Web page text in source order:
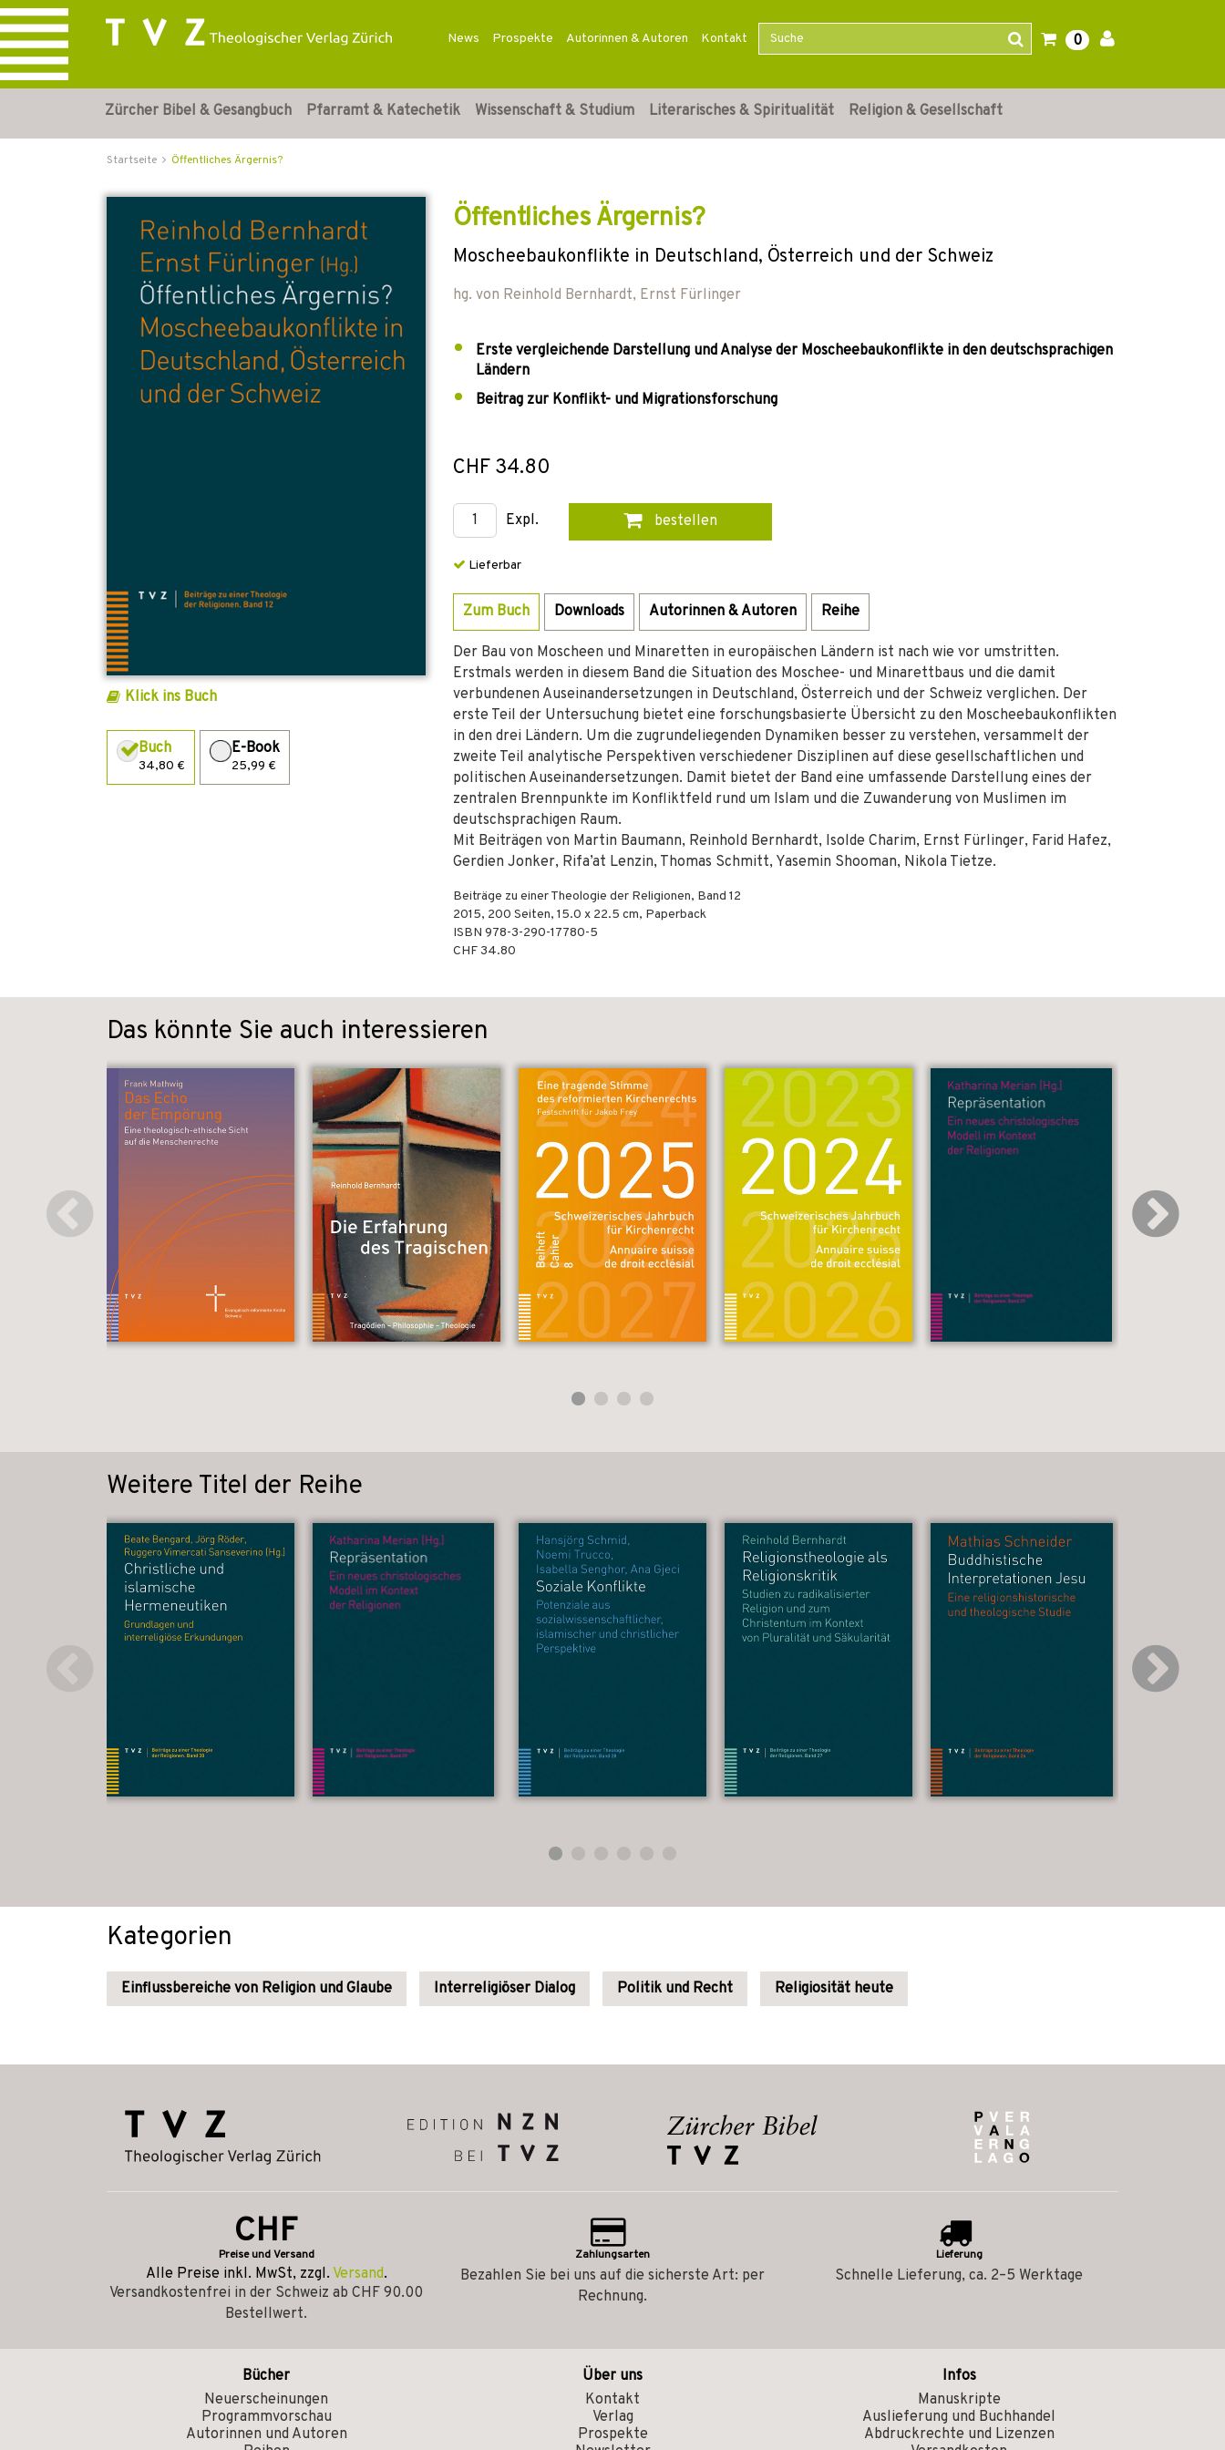
News Prospekte Autorinnen & Autoren Kontakt 0
Zürcher Bibel & Gesangbuch Pfarramt & Katechetik Wissenschaft & Studium Literarisches & Spiritualität Religion & Gesellschaft
Startseite Öffentliches Ärgernis?
Klick ins Buch
Buch
34,80 €
E-Book
25,99 €
Öffentliches Ärgernis?
Moscheebaukonflikte in Deutschland, Österreich und der Schweiz
hg. von Reinhold Bernhardt, Ernst Fürlinger
Erste vergleichende Darstellung und Analyse der Moscheebaukonflikte in den deutschsprachigen
Ländern
Beitrag zur Konflikt- und Migrationsforschung
CHF 34.80
Expl. bestellen
Lieferbar
Zum Buch Downloads Autorinnen & Autoren Reihe
Der Bau von Moscheen und Minaretten in europäischen Ländern ist nach wie vor umstritten.
Erstmals werden in diesem Band die Situation des Moschee- und Minarettbaus und die damit
verbundenen Auseinandersetzungen in Deutschland, Österreich und der Schweiz verglichen. Der
erste Teil der Untersuchung bietet eine forschungsbasierte Übersicht zu den Moscheebaukonflikten
in den drei Ländern. Um die zugrundeliegenden Dynamiken besser zu verstehen, versammelt der
zweite Teil analytische Perspektiven verschiedener Disziplinen auf diese gesellschaftlichen und
politischen Auseinandersetzungen. Damit bietet der Band eine umfassende Darstellung eines der
zentralen Brennpunkte im Konfliktfeld rund um Islam und die Zuwanderung von Muslimen im
deutschsprachigen Raum.
Mit Beiträgen von Martin Baumann, Reinhold Bernhardt, Isolde Charim, Ernst Fürlinger, Farid Hafez,
Gerdien Jonker, Rifa’at Lenzin, Thomas Schmitt, Yasemin Shooman, Nikola Tietze.
Beiträge zu einer Theologie der Religionen, Band 12
2015, 200 Seiten, 15.0 x 22.5 cm, Paperback
ISBN 978-3-290-17780-5
CHF 34.80
Das könnte Sie auch interessieren
Weitere Titel der Reihe
Kategorien
Einflussbereiche von Religion und Glaube Interreligiöser Dialog Politik und Recht Religiosität heute
CHF
Preise und Versand
Alle Preise inkl. MwSt, zzgl. Versand.
Versandkostenfrei in der Schweiz ab CHF 90.00
Bestellwert.
Zahlungsarten
Bezahlen Sie bei uns auf die sicherste Art: per
Rechnung.
Lieferung
Schnelle Lieferung, ca. 2–5 Werktage
Bücher
Neuerscheinungen
Programmvorschau
Autorinnen und Autoren
Über uns
Kontakt
Verlag
Prospekte
Infos
Manuskripte
Auslieferung und Buchhandel
Abdruckrechte und Lizenzen